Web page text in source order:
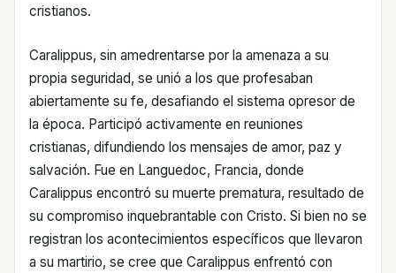
cristianos.
Caralippus, sin amedrentarse por la amenaza a su
propia seguridad, se unió a los que profesaban
abiertamente su fe, desafiando el sistema opresor de
la época. Participó activamente en reuniones
cristianas, difundiendo los mensajes de amor, paz y
salvación. Fue en Languedoc, Francia, donde
Caralippus encontró su muerte prematura, resultado de
su compromiso inquebrantable con Cristo. Si bien no se
registran los acontecimientos específicos que llevaron
a su martirio, se cree que Caralippus enfrentó con